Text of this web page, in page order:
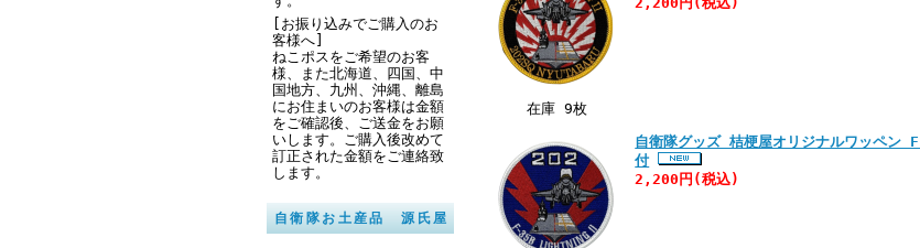
[お振り込みでご購入のお
客様へ]
ねこポスをご希望のお客
様、また北海道、四国、中
国地方、九州、沖縄、離島
にお住まいのお客様は金額
をご確認後、ご送金をお願
いします。ご購入後改めて
訂正された金額をご連絡致
します。
自衛隊お土産品 源氏屋
在庫 9枚
自衛隊グッズ 桔梗屋オリジナルワッペン
付
2,200円 (税込)